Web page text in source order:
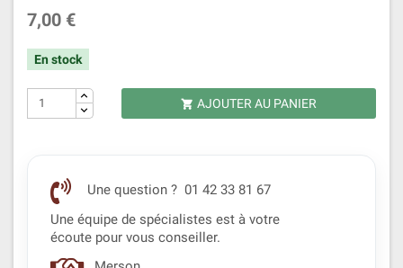
7,00 €
En stock
 AJOUTER AU PANIER
Une question ? 01 42 33 81 67
Une équipe de spécialistes est à votre
écoute pour vous conseiller.